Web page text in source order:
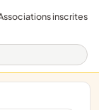
inscrites